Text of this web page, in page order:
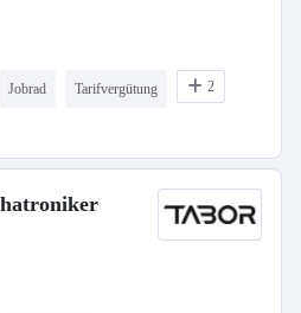
Jobrad Tarifvergütung 2